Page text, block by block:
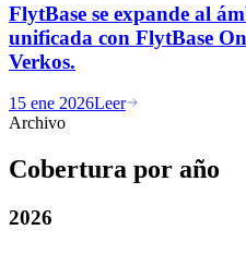
FlytBase se expande al
unificada con FlytBase
Verkos.
15 ene 2026Leer
Archivo
Cobertura por año
2026